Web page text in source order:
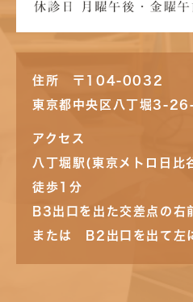
住所 〒104-0032
東京都中央区八丁堀3-
アクセス
八丁堀駅(東京メトロ日比
徒歩1分
B3出口を出た交差点の右
または B2出口を出て左